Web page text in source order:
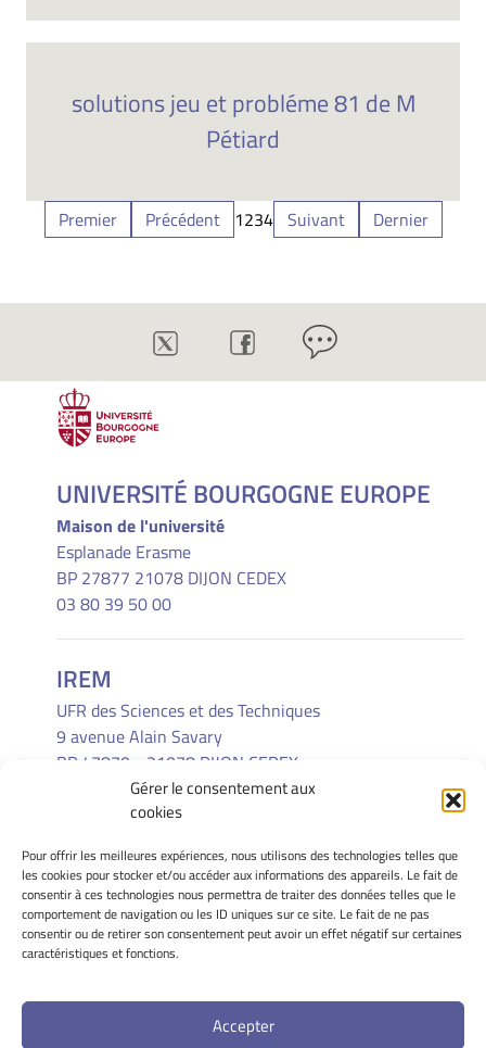
Gérer le consentement aux
cookies
Pour offrir les meilleures expériences, nous utilisons des technologies telles que
les cookies pour stocker et/ou accéder aux informations des appareils. Le fait de
consentir à ces technologies nous permettra de traiter des données telles que le
comportement de navigation ou les ID uniques sur ce site. Le fait de ne pas
consentir ou de retirer son consentement peut avoir un effet négatif sur certaines
caractéristiques et fonctions.
Accepter
solutions jeu et probléme 81 de M
Pétiard
Premier Précédent 1234 Suivant Dernier
UNIVERSITÉ BOURGOGNE EUROPE
Maison de l'université
Esplanade Erasme
BP 27877 21078 DIJON CEDEX
03 80 39 50 00
IREM
UFR des Sciences et des Techniques
9 avenue Alain Savary
BP 47870 - 21078 DIJON CEDEX
(33) 03 80 39 52 30
INFORMATIONS LÉGALES
Mentions Légales
Gérer mes cookies
Politique de cookies
Avertissement